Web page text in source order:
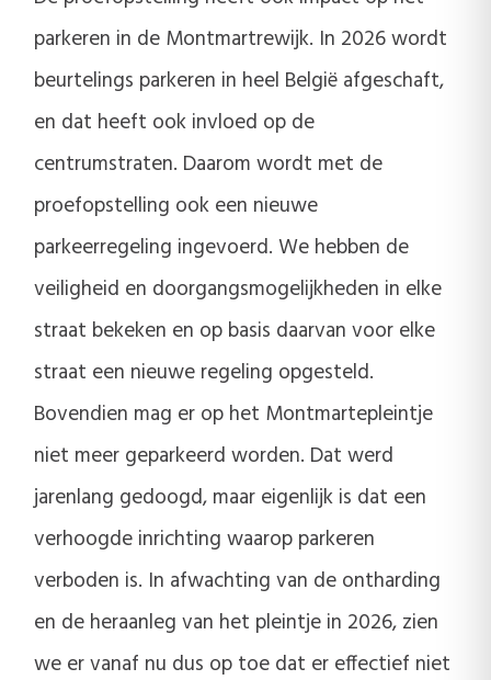
parkeren in de Montmartrewijk. In 2026 wordt
beurtelings parkeren in heel België afgeschaft,
en dat heeft ook invloed op de
centrumstraten. Daarom wordt met de
proefopstelling ook een nieuwe
parkeerregeling ingevoerd. We hebben de
veiligheid en doorgangsmogelijkheden in elke
straat bekeken en op basis daarvan voor elke
straat een nieuwe regeling opgesteld.
Bovendien mag er op het Montmartepleintje
niet meer geparkeerd worden. Dat werd
jarenlang gedoogd, maar eigenlijk is dat een
verhoogde inrichting waarop parkeren
verboden is. In afwachting van de ontharding
en de heraanleg van het pleintje in 2026, zien
we er vanaf nu dus op toe dat er effectief niet